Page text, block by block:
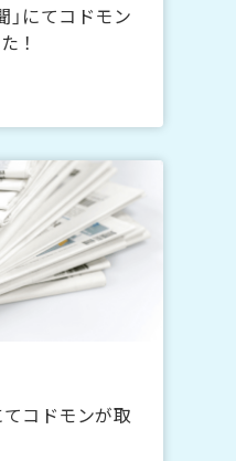
」にてコドモン
！
てコドモンが取